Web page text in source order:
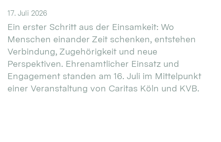
17. Juli 2026
Ein erster Schritt aus der Einsamkeit: Wo
Menschen einander Zeit schenken, entstehen
Verbindung, Zugehörigkeit und neue
Perspektiven. Ehrenamtlicher Einsatz und
Engagement standen am 16. Juli im Mittelpunkt
einer Veranstaltung von Caritas Köln und KVB.